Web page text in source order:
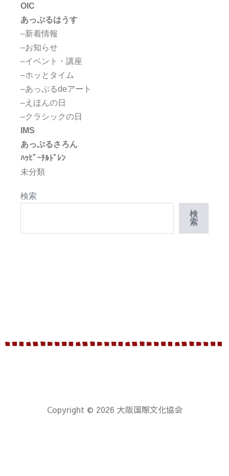
OIC
あっぷるはうす
–新着情報
–お知らせ
–イベント・講座
–ホッとタイム
–あっぷるdeアート
–えほんの日
–クラシックの日
IMS
あっぷるさろん
ﾊｯﾋﾟｰﾁﾙﾄﾞﾚﾝ
未分類
検索
検
索
Copyright © 2026 大阪国際文化協会